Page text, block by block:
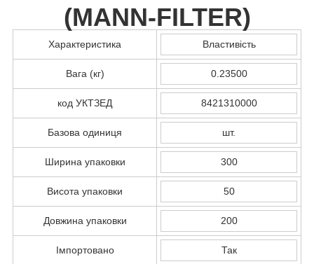
(MANN-FILTER)
Характеристика Властивість
Вага (кг) 0.23500
код УКТЗЕД 8421310000
Базова одиниця шт.
Ширина упаковки 300
Висота упаковки 50
Довжина упаковки 200
Імпортовано Так